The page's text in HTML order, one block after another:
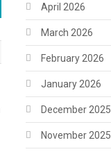
April 2026
March 2026
February 2026
January 2026
December 2025
November 2025